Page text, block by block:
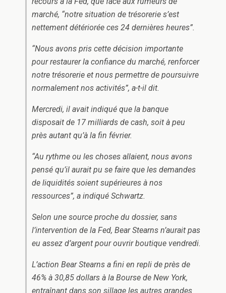
marché, “notre situation de trésorerie s’est
nettement détériorée ces 24 dernières heures”.
“Nous avons pris cette décision importante
pour restaurer la confiance du marché, renforcer
notre trésorerie et nous permettre de poursuivre
normalement nos activités”, a-t-il dit.
Mercredi, il avait indiqué que la banque
disposait de 17 milliards de cash, soit à peu
près autant qu’à la fin février.
“Au rythme ou les choses allaient, nous avons
pensé qu’il aurait pu se faire que les demandes
de liquidités soient supérieures à nos
ressources”, a indiqué Schwartz.
Selon une source proche du dossier, sans
l’intervention de la Fed, Bear Stearns n’aurait pas
eu assez d’argent pour ouvrir boutique vendredi.
L’action Bear Stearns a fini en repli de près de
46% à 30,85 dollars à la Bourse de New York,
entraînant dans son sillage les autres grandes